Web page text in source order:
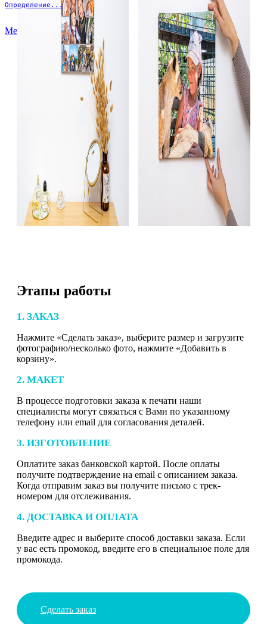
Определение...
Меню
Этапы работы
1. ЗАКАЗ
Нажмите «Сделать заказ», выберите размер и загрузите
фотографию/несколько фото, нажмите «Добавить в
корзину».
2. МАКЕТ
В процессе подготовки заказа к печати наши
специалисты могут связаться с Вами по указанному
телефону или email для согласования деталей.
3. ИЗГОТОВЛЕНИЕ
Оплатите заказ банковской картой. После оплаты
получите подтверждение на email с описанием заказа.
Когда отправим заказ вы получите письмо с трек-
номером для отслеживания.
4. ДОСТАВКА И ОПЛАТА
Введите адрес и выберите способ доставки заказа. Если
у вас есть промокод, введите его в специальное поле для
промокода.
Сделать заказ